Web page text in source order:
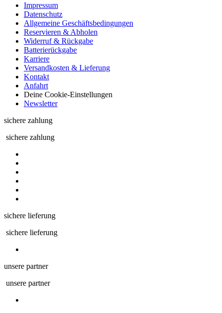
Impressum
Datenschutz
Allgemeine Geschäftsbedingungen
Reservieren & Abholen
Widerruf & Rückgabe
Batterierückgabe
Karriere
Versandkosten & Lieferung
Kontakt
Anfahrt
Deine Cookie-Einstellungen
Newsletter
sichere zahlung
sichere zahlung
sichere lieferung
sichere lieferung
unsere partner
unsere partner